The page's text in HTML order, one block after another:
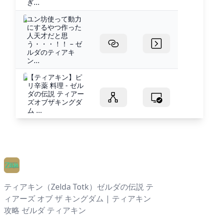
ぎ...
ユン坊使って動力
にするやつ作った
人天才だと思
う・・・！！ – ゼ
ルダのティアキ
ン...
【ティアキン】ピ
リ辛薬 料理 - ゼル
ダの伝説 ティアー
ズオブザキングダ
ム ...
ティアキン（Zelda Totk）ゼルダの伝説 テ
ィアーズ オブ ザ キングダム | ティアキン
攻略 ゼルダ ティアキン